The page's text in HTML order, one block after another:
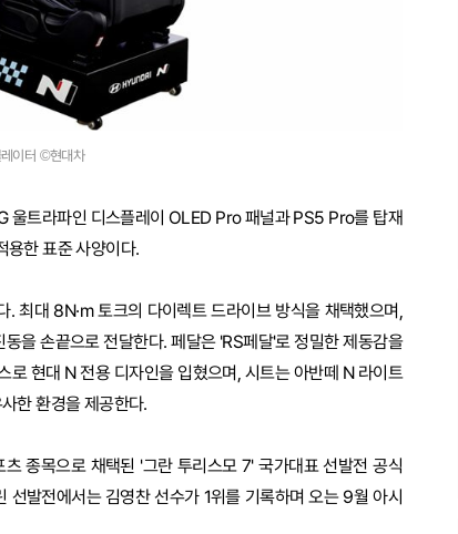
이터 ©현대차
울트라파인 디스플레이 OLED Pro 패널과 PS5 Pro를 탑재
한 표준 사양이다.
최대 8N·m 토크의 다이렉트 드라이브 방식을 채택했으며,
을 손끝으로 전달한다. 페달은 'RS페달'로 정밀한 제동감을
현대 N 전용 디자인을 입혔으며, 시트는 아반떼 N 라이트
한 환경을 제공한다.
종목으로 채택된 '그란 투리스모 7' 국가대표 선발전 공식
발전에서는 김영찬 선수가 1위를 기록하며 오는 9월 아시